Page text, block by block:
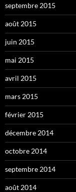
septembre 2015
août 2015
juin 2015
mai 2015
avril 2015
mars 2015
février 2015
décembre 2014
octobre 2014
septembre 2014
août 2014